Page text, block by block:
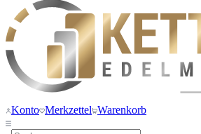
Konto Merkzettel Warenkorb